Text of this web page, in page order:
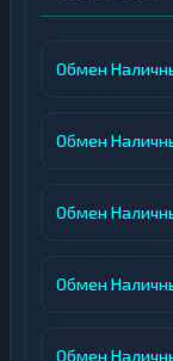
Обмен
Обмен
Обмен
Обмен
Обмен